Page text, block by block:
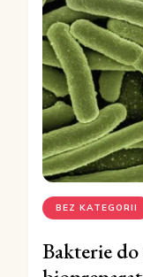
BEZ KATEGORII
Bakterie